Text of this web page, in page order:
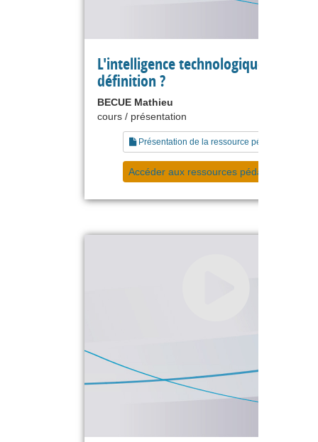
L'intelligence technologique : quelle
définition ?
BECUE Mathieu
cours / présentation
Présentation de la ressource pédagogique
Accéder aux ressources pédagogiques